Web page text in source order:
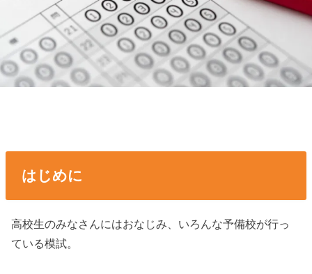
はじめに
高校生のみなさんにはおなじみ、いろんな予備校が行っ
ている模試。